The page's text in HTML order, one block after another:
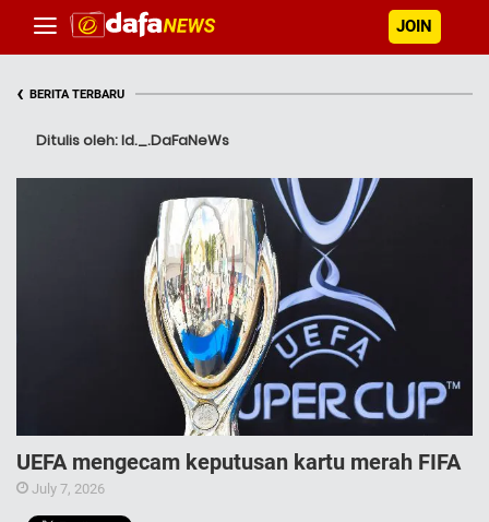
JOIN
‹ BERITA TERBARU
Ditulis oleh: Id._.DaFaNeWs
UEFA mengecam keputusan kartu merah FIFA
July 7, 2026